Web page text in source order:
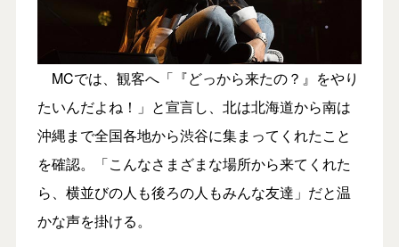
MCでは、観客へ「『どっから来たの？』をやり
たいんだよね！」と宣言し、北は北海道から南は
沖縄まで全国各地から渋谷に集まってくれたこと
を確認。「こんなさまざまな場所から来てくれた
ら、横並びの人も後ろの人もみんな友達」だと温
かな声を掛ける。